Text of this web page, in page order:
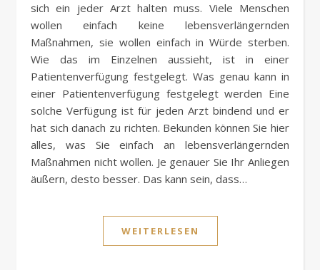
sich ein jeder Arzt halten muss. Viele Menschen
wollen einfach keine lebensverlängernden
Maßnahmen, sie wollen einfach in Würde sterben.
Wie das im Einzelnen aussieht, ist in einer
Patientenverfügung festgelegt. Was genau kann in
einer Patientenverfügung festgelegt werden Eine
solche Verfügung ist für jeden Arzt bindend und er
hat sich danach zu richten. Bekunden können Sie hier
alles, was Sie einfach an lebensverlängernden
Maßnahmen nicht wollen. Je genauer Sie Ihr Anliegen
äußern, desto besser. Das kann sein, dass…
WEITERLESEN